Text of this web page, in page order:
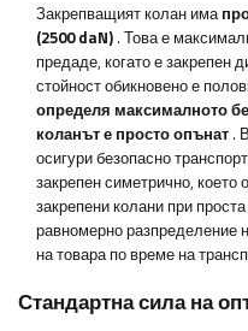
Закрепващият колан има
(2500 daN) . Това е
предаде, когато е закрепен
стойност обикновено е
определя максималното
коланът е просто опънат .
осигури безопасно
закрепен симетрично,
закрепени колани при
равномерно разпределение
на товара по време на
Стандартна сила на